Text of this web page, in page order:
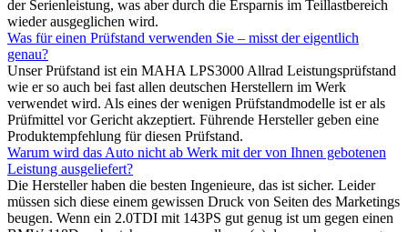
der Serienleistung, was aber durch die Ersparnis im Teillastbereich
wieder ausgeglichen wird.
Was für einen Prüfstand verwenden Sie – misst der eigentlich
genau?
Unser Prüfstand ist ein MAHA LPS3000 Allrad Leistungsprüfstand
wie er so auch bei fast allen deutschen Herstellern im Werk
verwendet wird. Als eines der wenigen Prüfstandmodelle ist er als
Prüfmittel vor Gericht akzeptiert. Führende Hersteller geben eine
Produktempfehlung für diesen Prüfstand.
Warum wird das Auto nicht ab Werk mit der von Ihnen gebotenen
Leistung ausgeliefert?
Die Hersteller haben die besten Ingenieure, das ist sicher. Leider
müssen sich diese einem gewissen Druck von Seiten des Marketings
beugen. Wenn ein 2.0TDI mit 143PS gut genug ist um gegen einen